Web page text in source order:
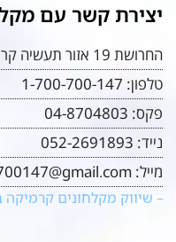
יצירת קשר עם
החרושת 19 אזור תעשיה קרית ביאליק
טלפון: 1-700-700-147
פקס: 04-8704803
נייד: 052-2691893
מייל:
– שיווק מקלחונים קרמיקה